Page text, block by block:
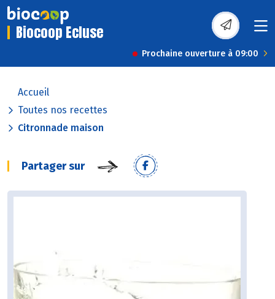
Biocoop Ecluse
Prochaine ouverture à 09:00
Accueil
Toutes nos recettes
Citronnade maison
Partager sur